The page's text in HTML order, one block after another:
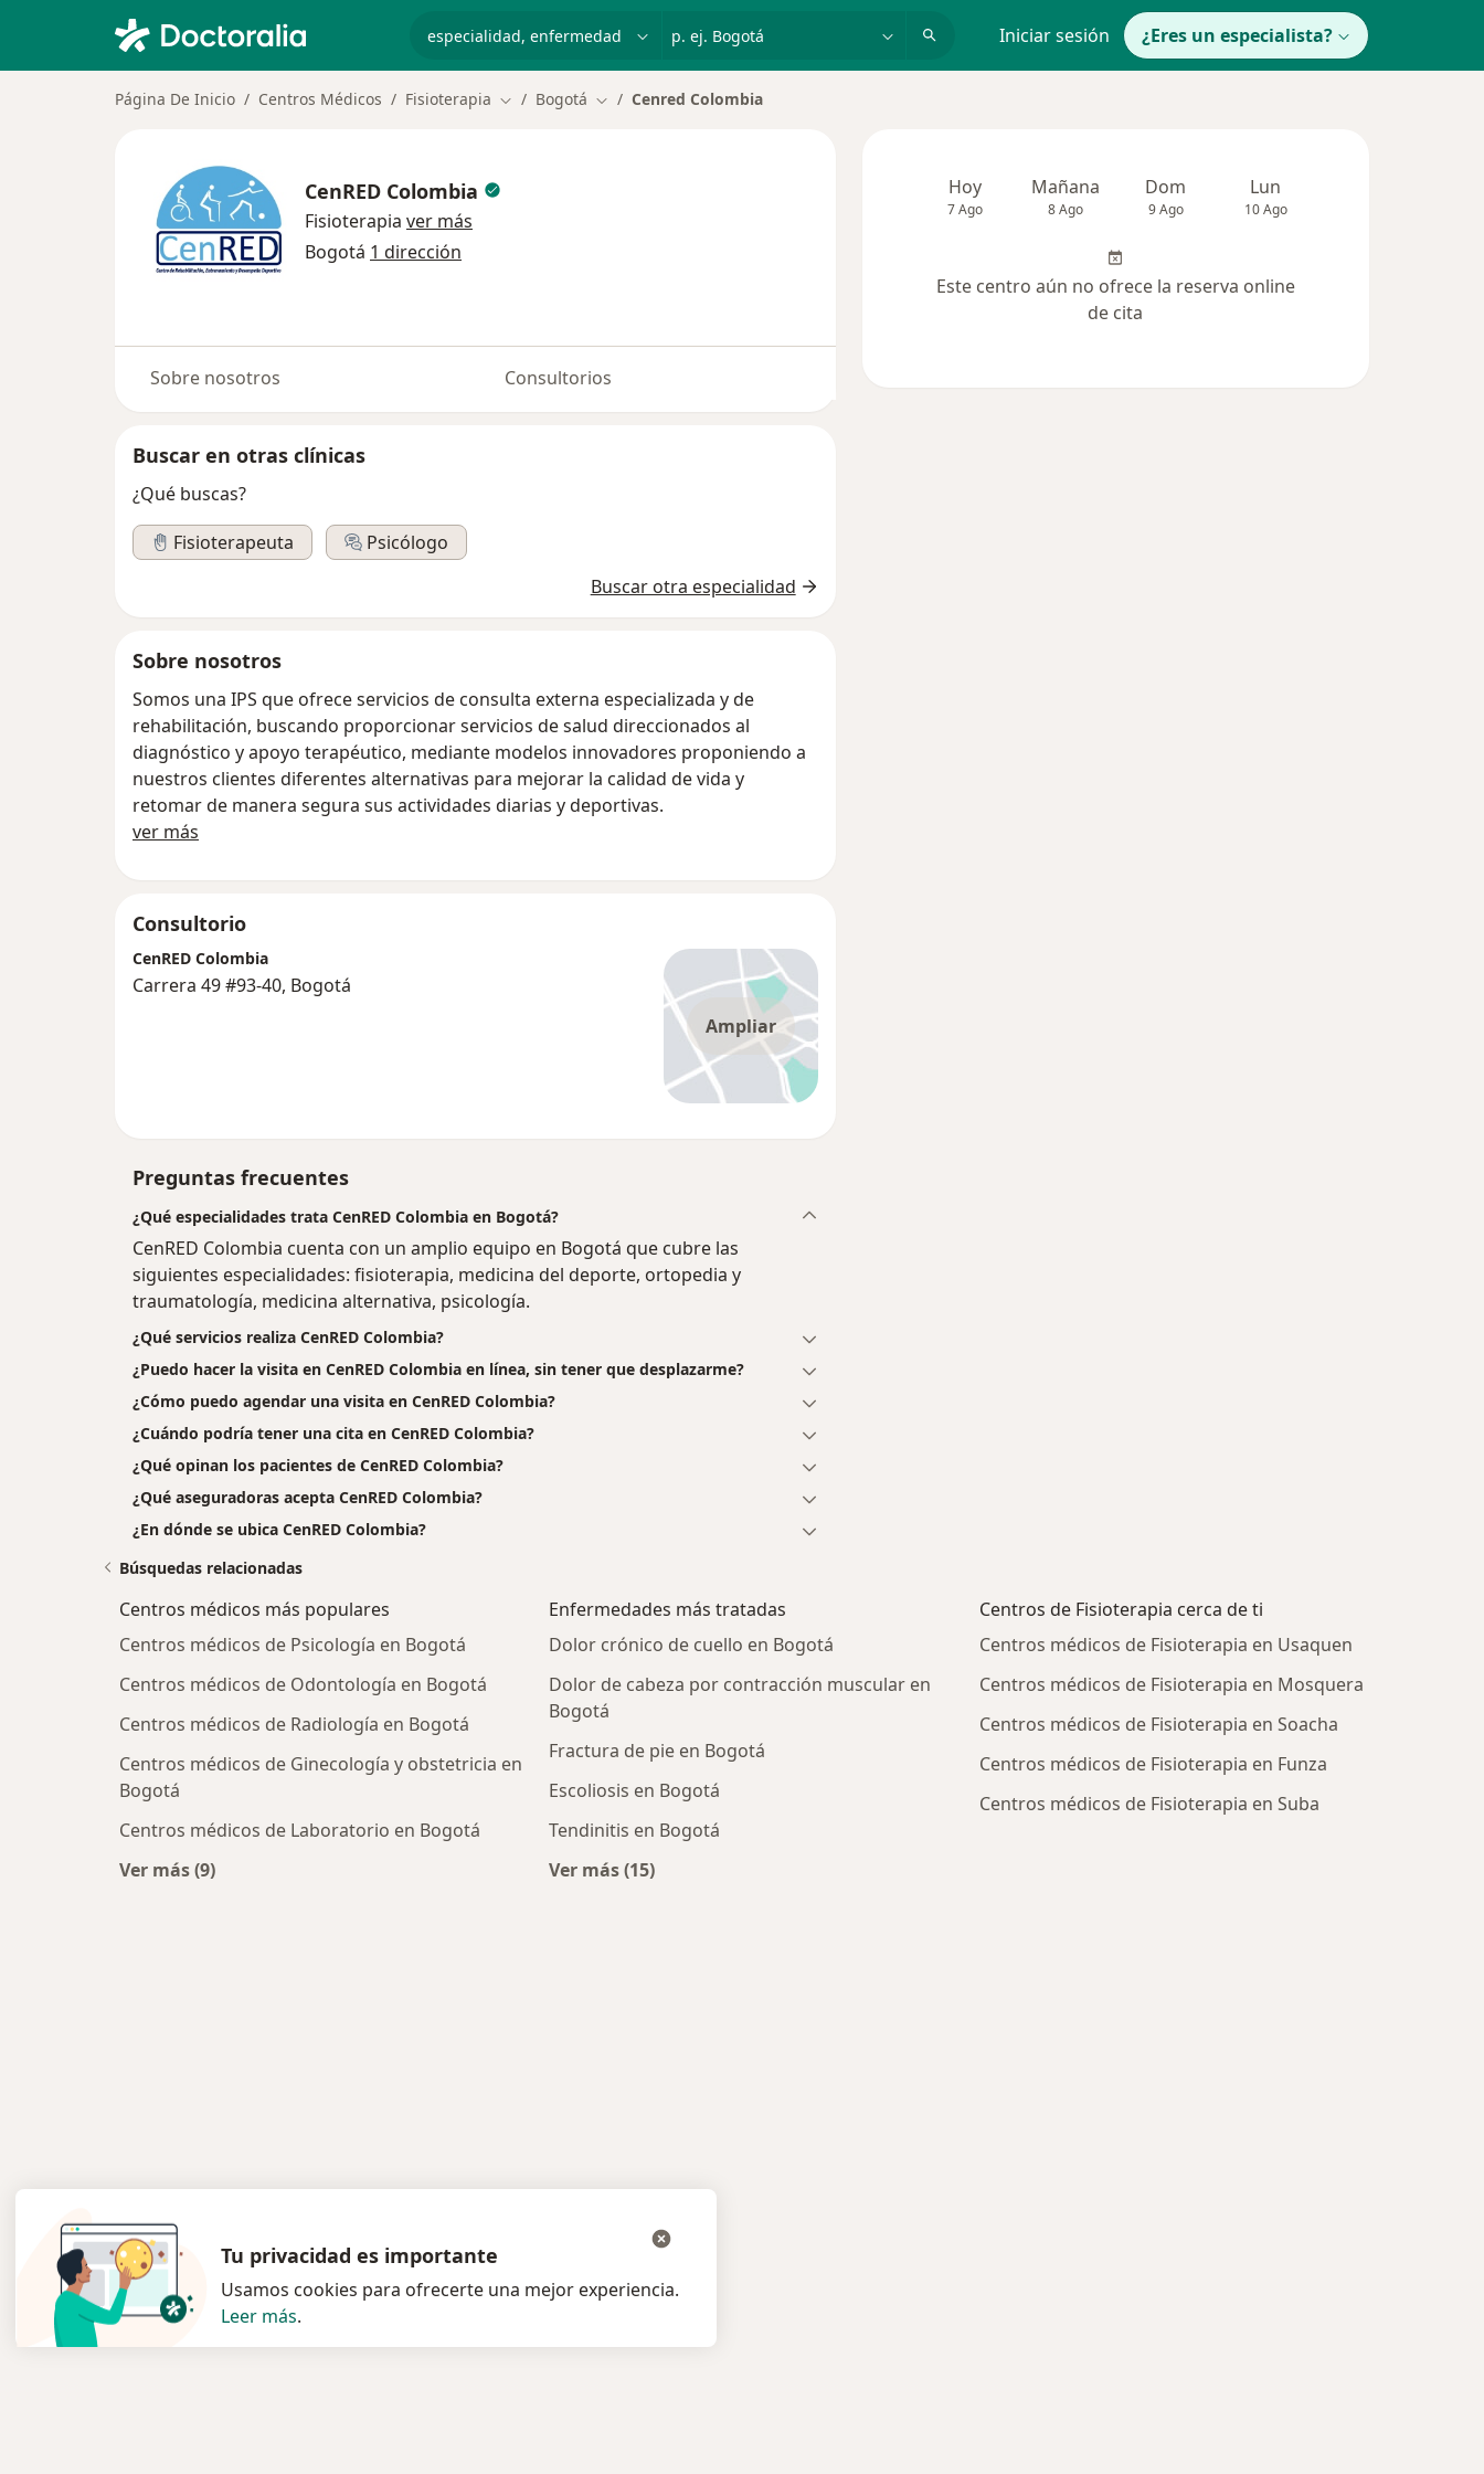
p. ej. Bogotá Iniciar sesión ¿Eres un especialista?
Página De Inicio Centros Médicos Fisioterapia Cambiar de ciudad
Bogotá Cambiar de ciudad
Cenred Colombia
CenRED Colombia
Fisioterapia ver más
Bogotá 1 dirección
Sobre nosotros Consultorios
Buscar en otras clínicas
¿Qué buscas?
Fisioterapeuta
Psicólogo
Buscar otra especialidad
Sobre nosotros
Somos una IPS que ofrece servicios de consulta externa especializada y de
rehabilitación, buscando proporcionar servicios de salud direccionados al
diagnóstico y apoyo terapéutico, mediante modelos innovadores proponiendo a
nuestros clientes diferentes alternativas para mejorar la calidad de vida y
retomar de manera segura sus actividades diarias y deportivas.
ver más
Consultorio
Ampliar
CenRED Colombia
Carrera 49 #93-40, Bogotá
Preguntas frecuentes
¿Qué especialidades trata CenRED Colombia en Bogotá?
CenRED Colombia cuenta con un amplio equipo en Bogotá que cubre las
siguientes especialidades: fisioterapia, medicina del deporte, ortopedia y
traumatología, medicina alternativa, psicología.
¿Qué servicios realiza CenRED Colombia?
¿Puedo hacer la visita en CenRED Colombia en línea, sin tener que desplazarme?
¿Cómo puedo agendar una visita en CenRED Colombia?
¿Cuándo podría tener una cita en CenRED Colombia?
¿Qué opinan los pacientes de CenRED Colombia?
¿Qué aseguradoras acepta CenRED Colombia?
¿En dónde se ubica CenRED Colombia?
Hoy
7 Ago
Mañana
8 Ago
Dom
9 Ago
Lun
10 Ago
Este centro aún no ofrece la reserva online
de cita
Búsquedas relacionadas
Centros médicos más populares
Centros médicos de Psicología en Bogotá
Centros médicos de Odontología en Bogotá
Centros médicos de Radiología en Bogotá
Centros médicos de Ginecología y obstetricia en
Bogotá
Centros médicos de Laboratorio en Bogotá
Ver más (9)
Enfermedades más tratadas
Dolor crónico de cuello en Bogotá
Dolor de cabeza por contracción muscular en
Bogotá
Fractura de pie en Bogotá
Escoliosis en Bogotá
Tendinitis en Bogotá
Ver más (15)
Centros de Fisioterapia cerca de ti
Centros médicos de Fisioterapia en Usaquen
Centros médicos de Fisioterapia en Mosquera
Centros médicos de Fisioterapia en Soacha
Centros médicos de Fisioterapia en Funza
Centros médicos de Fisioterapia en Suba
Tu privacidad es importante
Usamos cookies para ofrecerte una mejor experiencia.
Leer más.